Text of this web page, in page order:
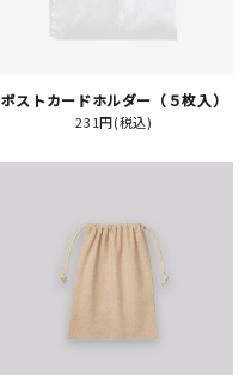
ポストカードホルダー（５枚入）
231円(税込)